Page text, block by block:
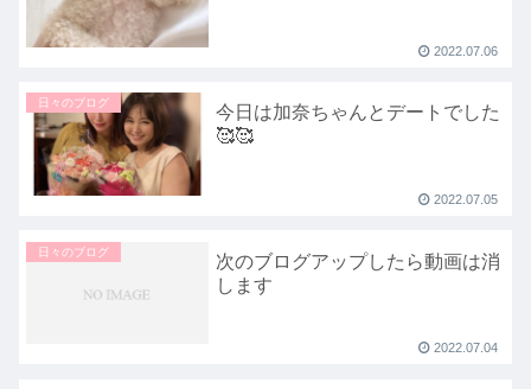
2022.07.06
日々のブログ
今日は加奈ちゃんとデートでした
🥰🥰
2022.07.05
日々のブログ
次のブログアップしたら動画は消
します
2022.07.04